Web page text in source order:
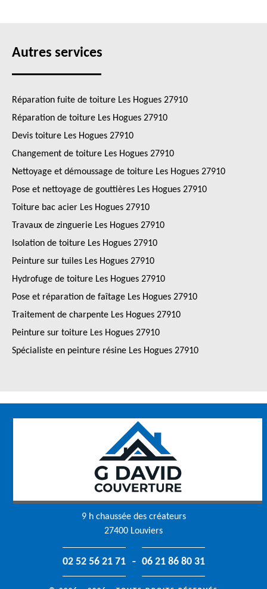
Autres services
Réparation fuite de toiture Les Hogues 27910
Réparation de toiture Les Hogues 27910
Devis toiture Les Hogues 27910
Changement de toiture Les Hogues 27910
Nettoyage et démoussage de toiture Les Hogues 27910
Pose et nettoyage de gouttières Les Hogues 27910
Toiture bac acier Les Hogues 27910
Travaux de zinguerie Les Hogues 27910
Isolation de toiture Les Hogues 27910
Peinture sur tuiles Les Hogues 27910
Hydrofuge de toiture Les Hogues 27910
Pose et réparation de faîtage Les Hogues 27910
Traitement de charpente Les Hogues 27910
Peinture sur toiture Les Hogues 27910
Spécialiste en peinture résine Les Hogues 27910
9 h chaussée des créateurs
27400 Louviers
02 52 56 21 71 - 06 21 86 80 31